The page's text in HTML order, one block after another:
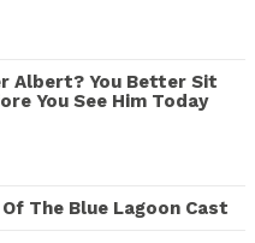
Albert? You Better Sit
You See Him Today
The Blue Lagoon Cast